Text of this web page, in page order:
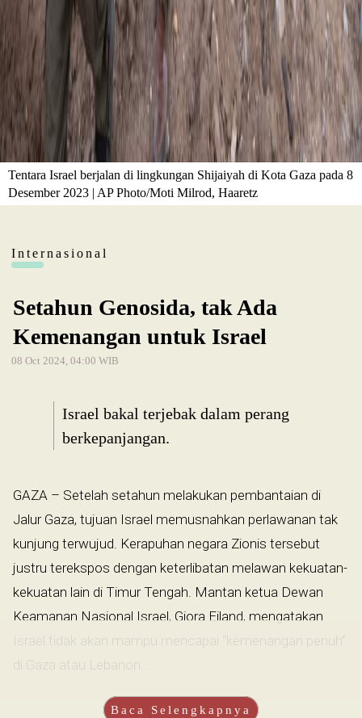
Tentara Israel berjalan di lingkungan Shijaiyah di Kota Gaza pada 8
Desember 2023 | AP Photo/Moti Milrod, Haaretz
Internasional
Setahun Genosida, tak Ada
Kemenangan untuk Israel
08 Oct 2024, 04:00 WIB
Israel bakal terjebak dalam perang
berkepanjangan.
GAZA – Setelah setahun melakukan pembantaian di
Jalur Gaza, tujuan Israel memusnahkan perlawanan tak
kunjung terwujud. Kerapuhan negara Zionis tersebut
justru terekspos dengan keterlibatan melawan kekuatan-
kekuatan lain di Timur Tengah. Mantan ketua Dewan
Keamanan Nasional Israel, Giora Eiland, mengatakan
Israel tidak akan mampu mencapai “kemenangan penuh”
di Gaza atau Lebanon....
Baca Selengkapnya